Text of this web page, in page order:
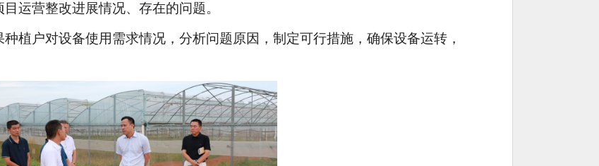
运营整改进展情况、存在的问题。
植户对设备使用需求情况，分析问题原因，制定可行措施，确保设备运转，